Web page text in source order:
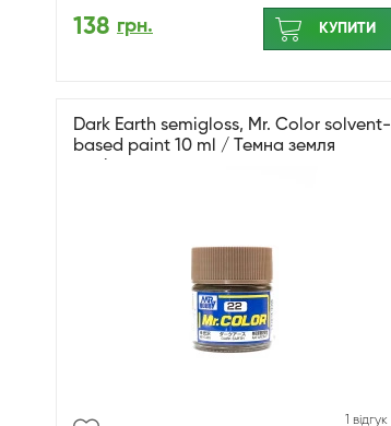
138 грн. КУПИТИ
Dark Earth semigloss, Mr. Color solvent-
based paint 10 ml / Темна земля
1 відгук